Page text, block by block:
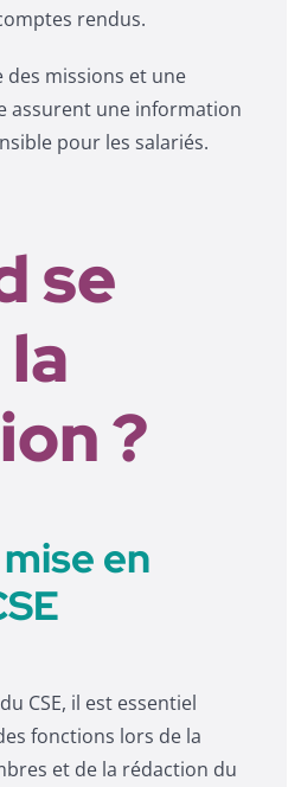
rendus.
missions et une
assurent une information
pour les salariés.
se
?
en
CSE, il est essentiel
fonctions lors de la
et de la rédaction du